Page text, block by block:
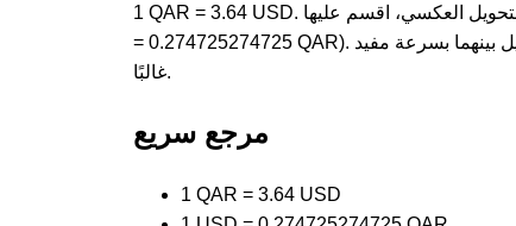
1 QAR = 3.64 USD. لتحويل الريال القطري إلى الدولار الأمريكي، اضرب القيمة في 3.64؛ وللتحويل العكسي، اقسم عليها (1 USD
= 0.274725274725 QAR). تقيس كلتا الوحدتين العملة وتظهران في الحسابات اليومية والفنية، لذا فإن التبديل بينهما بسرعة مفيد
غالبًا.
مرجع سريع
1 QAR = 3.64 USD